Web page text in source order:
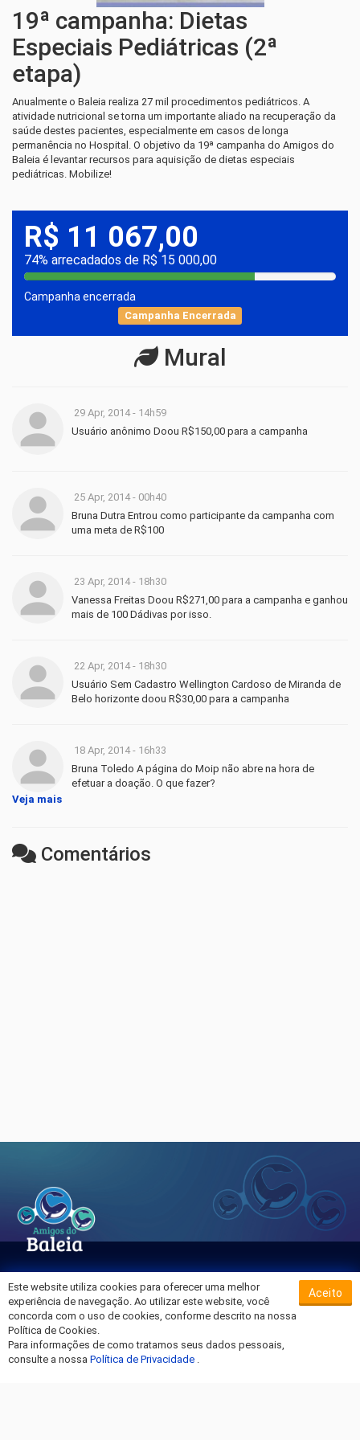
19ª campanha: Dietas
Especiais Pediátricas (2ª
etapa)
Anualmente o Baleia realiza 27 mil procedimentos pediátricos. A
atividade nutricional se torna um importante aliado na recuperação da
saúde destes pacientes, especialmente em casos de longa
permanência no Hospital. O objetivo da 19ª campanha do Amigos do
Baleia é levantar recursos para aquisição de dietas especiais
pediátricas. Mobilize!
R$ 11 067,00
74% arrecadados de R$ 15 000,00
Campanha encerrada
Campanha Encerrada
Mural
29 Apr, 2014 - 14h59
Usuário anônimo Doou R$150,00 para a campanha
25 Apr, 2014 - 00h40
Bruna Dutra Entrou como participante da campanha com
uma meta de R$100
23 Apr, 2014 - 18h30
Vanessa Freitas Doou R$271,00 para a campanha e ganhou
mais de 100 Dádivas por isso.
22 Apr, 2014 - 18h30
Usuário Sem Cadastro Wellington Cardoso de Miranda de
Belo horizonte doou R$30,00 para a campanha
18 Apr, 2014 - 16h33
Bruna Toledo A página do Moip não abre na hora de
efetuar a doação. O que fazer?
Veja mais
Comentários
Sobre o Hospital da Baleia
Termos de Uso
Política de Privacidade
Entre em Contato
Este website utiliza cookies para oferecer uma melhor
experiência de navegação. Ao utilizar este website, você
concorda com o uso de cookies, conforme descrito na nossa
Política de Cookies.
Para informações de como tratamos seus dados pessoais,
consulte a nossa Política de Privacidade .
Aceito